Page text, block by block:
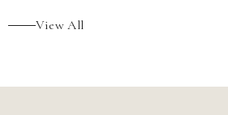
View All